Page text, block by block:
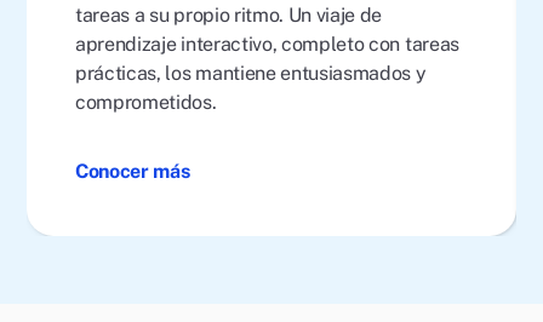
tareas a su propio ritmo. Un viaje de
aprendizaje interactivo, completo con tareas
prácticas, los mantiene entusiasmados y
comprometidos.
Conocer más